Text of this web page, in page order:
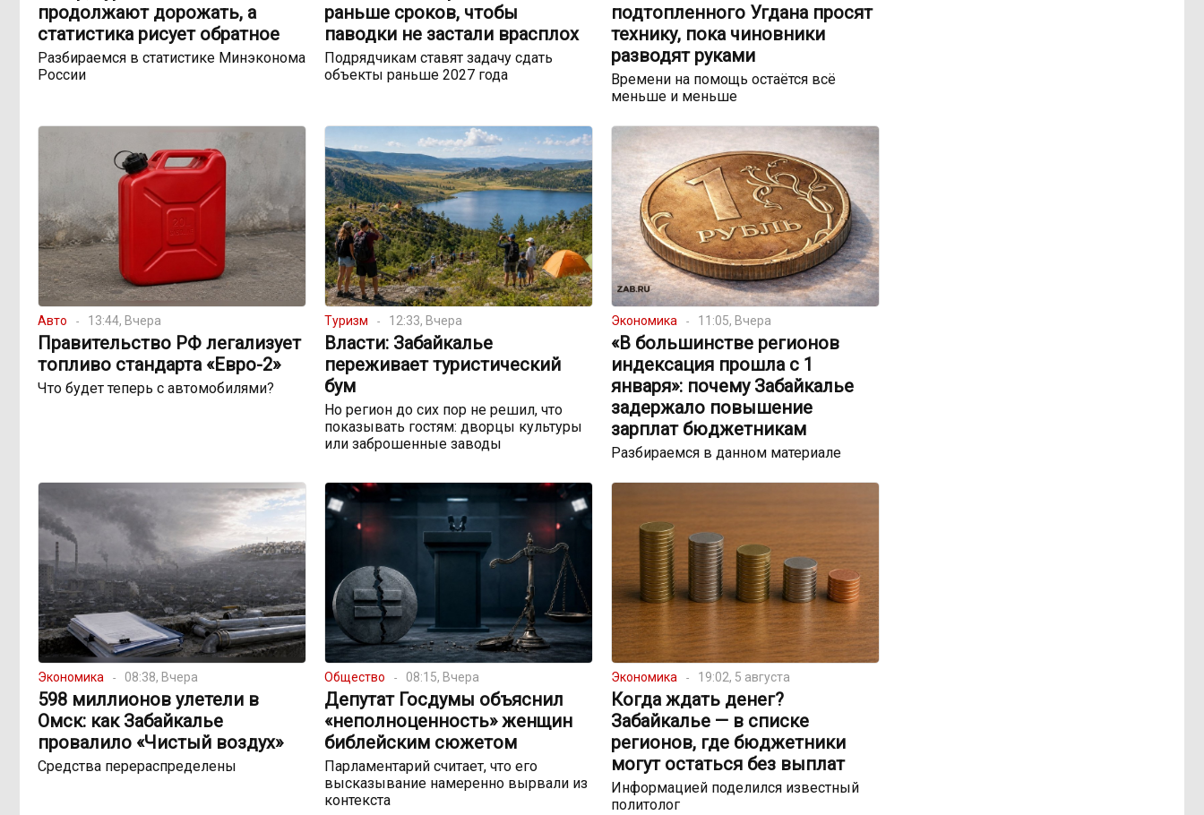
продолжают дорожать, а
статистика рисует обратное
Разбираемся в статистике Минэконома
России
раньше сроков, чтобы
паводки не застали врасплох
Подрядчикам ставят задачу сдать
объекты раньше 2027 года
подтопленного Угдана просят
технику, пока чиновники
разводят руками
Времени на помощь остаётся всё
меньше и меньше
Авто 13:44, Вчера
Правительство РФ легализует
топливо стандарта «Евро-2»
Что будет теперь с автомобилями?
Туризм 12:33, Вчера
Власти: Забайкалье
переживает туристический
бум
Но регион до сих пор не решил, что
показывать гостям: дворцы культуры
или заброшенные заводы
Экономика 11:05, Вчера
«В большинстве регионов
индексация прошла с 1
января»: почему Забайкалье
задержало повышение
зарплат бюджетникам
Разбираемся в данном материале
Экономика 08:38, Вчера
598 миллионов улетели в
Омск: как Забайкалье
провалило «Чистый воздух»
Средства перераспределены
Общество 08:15, Вчера
Депутат Госдумы объяснил
«неполноценность» женщин
библейским сюжетом
Парламентарий считает, что его
высказывание намеренно вырвали из
контекста
Экономика 19:02, 5 августа
Когда ждать денег?
Забайкалье — в списке
регионов, где бюджетники
могут остаться без выплат
Информацией поделился известный
политолог